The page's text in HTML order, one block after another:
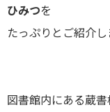
ひみつを
たっぷりとご紹介し
図書館内にある蔵書